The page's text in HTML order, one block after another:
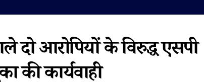
दो आरोपियों के विरुद्ध एसपी
की कार्यवाही